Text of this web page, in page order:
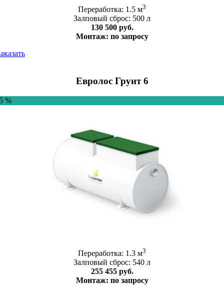
Переработка: 1.5 м3
Залповый сброс: 500 л
130 500 руб.
Монтаж: по запросу
Евролос Грунт 6
%
Переработка: 1.3 м3
Залповый сброс: 540 л
255 455 руб.
Монтаж: по запросу